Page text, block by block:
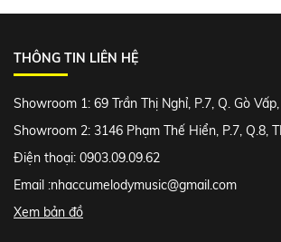
THÔNG TIN LIÊN HỆ
Showroom 1: 69 Trần Thị Nghỉ, P.7, Q. Gò
Showroom 2: 3146 Phạm Thế Hiển, P.7, Q.8,
Điện thoại: 0903.09.09.62
Email :nhaccumelodymusic@gmail.com
Xem bản đồ